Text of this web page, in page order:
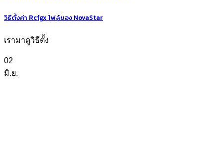
วิธีตั้งค่า Rcfgx ไฟล์ของ NovaStar
เรามาดูวิธีตั้ง
02
มิ.ย.